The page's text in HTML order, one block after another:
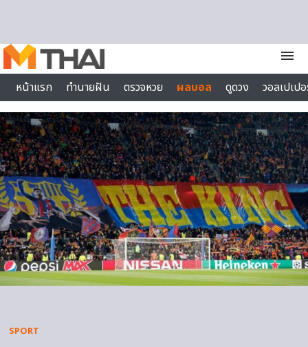
menu
หน้าแรก
ทำนายฝัน ตรวจหวย ผลบอล ดูดวง
วอลเปเป
ไลฟ์สไตล์
SPORT